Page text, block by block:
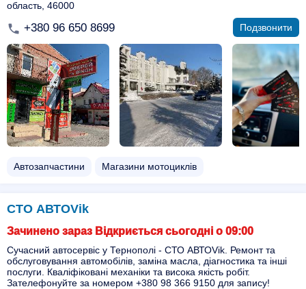
область, 46000
+380 96 650 8699 Подзвонити
Автозапчастини Магазини мотоциклів
СТО АВТОVik
Зачинено зараз Відкриється сьогодні о 09:00
Сучасний автосервіс у Тернополі - СТО АВТОVik. Ремонт та
обслуговування автомобілів, заміна масла, діагностика та інші
послуги. Кваліфіковані механіки та висока якість робіт.
Зателефонуйте за номером +380 98 366 9150 для запису!